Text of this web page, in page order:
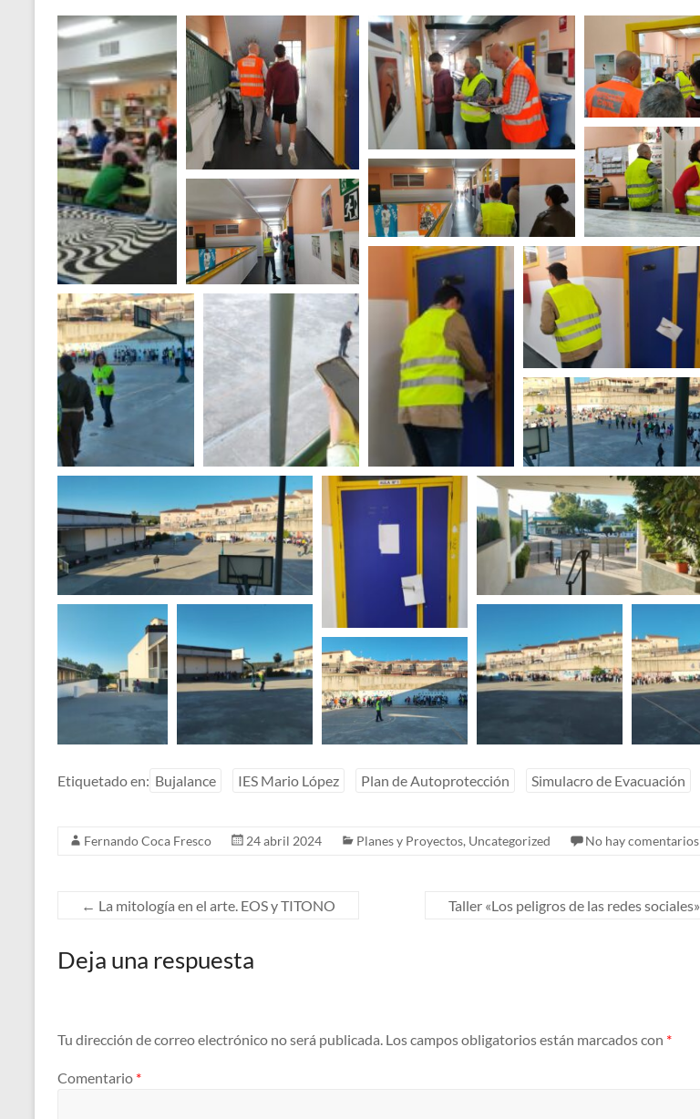
Etiquetado en: Bujalance IES Mario López Plan de Autoprotección Simulacro de Evacuación
Fernando Coca Fresco 24 abril 2024 Planes y Proyectos, Uncategorized No hay comentarios
← La mitología en el arte. EOS y TITONO Taller «Los peligros de las redes sociales»
Deja una respuesta
Tu dirección de correo electrónico no será publicada. Los campos obligatorios están marcados con *
Comentario *